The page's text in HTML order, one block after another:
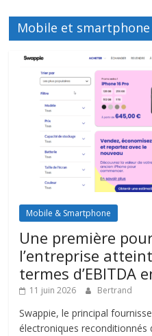
Mobile et smartphone
Mobile & Smartphone
Une première
l’entreprise
termes d’EBITDA
11 juin 2026 Bertrand
Swappie, le principal
électroniques reconditionnés